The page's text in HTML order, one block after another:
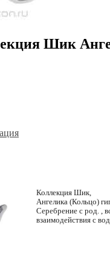
Шик
Коллекция Шик,
Ангелика (Кольцо)
Серебрение c род. ,
взаимодействия с